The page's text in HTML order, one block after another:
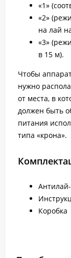
«1»
«2»
на лай
«3»
в 15 м).
Чтобы
нужно
от места, в
должен быть
питания
типа «крона».
Коробка